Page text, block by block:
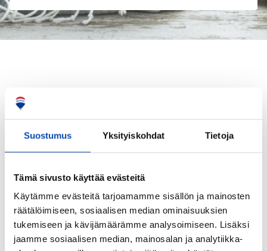
Suostumus Yksityiskohdat Tietoja
Tämä sivusto käyttää evästeitä
Käytämme evästeitä tarjoamamme sisällön ja mainosten
räätälöimiseen, sosiaalisen median ominaisuuksien
tukemiseen ja kävijämäärämme analysoimiseen. Lisäksi
jaamme sosiaalisen median, mainosalan ja analytiikka-